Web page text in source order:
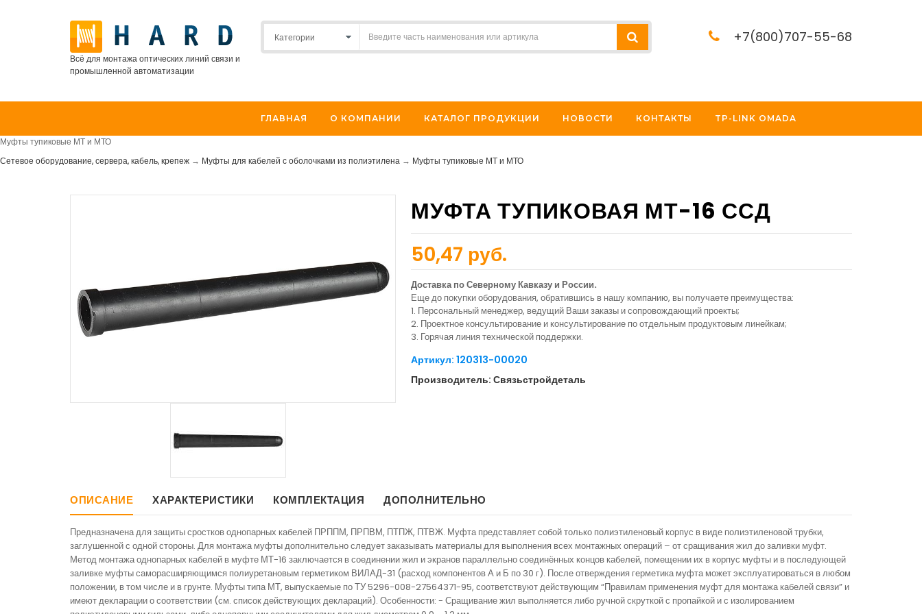
Всё для монтажа оптических линий связи и
промышленной автоматизации
+7(800)707-55-68
ГЛАВНАЯ О КОМПАНИИ КАТАЛОГ ПРОДУКЦИИ НОВОСТИ КОНТАКТЫ TP-LINK OMADA
Муфты тупиковые МТ и МТО
Сетевое оборудование, сервера, кабель, крепеж → Муфты для кабелей с оболочками из полиэтилена → Муфты тупиковые МТ и МТО
МУФТА ТУПИКОВАЯ МТ-16 ССД
50,47 руб.
Доставка по Северному Кавказу и России.
Еще до покупки оборудования, обратившись в нашу компанию, вы получаете преимущества:
1. Персональный менеджер, ведущий Ваши заказы и сопровождающий проекты;
2. Проектное консультирование и консультирование по отдельным продуктовым линейкам;
3. Горячая линия технической поддержки.
Артикул: 120313-00020
Производитель: Связьстройдеталь
ОПИСАНИЕ ХАРАКТЕРИСТИКИ КОМПЛЕКТАЦИЯ ДОПОЛНИТЕЛЬНО
Предназначена для защиты сростков однопарных кабелей ПРППМ, ПРПВМ, ПТПЖ, ПТВЖ. Муфта представляет собой только полиэтиленовый корпус в виде полиэтиленовой трубки,
заглушенной с одной стороны. Для монтажа муфты дополнительно следует заказывать материалы для выполнения всех монтажных операций – от сращивания жил до заливки муфт.
Метод монтажа однопарных кабелей в муфте МТ-16 заключается в соединении жил и экранов параллельно соединённых концов кабелей, помещении их в корпус муфты и в последующей
заливке муфты саморасширяющимся полиуретановым герметиком ВИЛАД-31 (расход компонентов А и Б по 30 г). После отверждения герметика муфта может эксплуатироваться в любом
положении, в том числе и в грунте. Муфты типа МТ, выпускаемые по ТУ 5296-008-27564371-95, соответствуют действующим “Правилам применения муфт для монтажа кабелей связи” и
имеют декларации о соответствии (см. список действующих деклараций). Особенности: - Сращивание жил выполняется либо ручной скруткой с пропайкой и с изолированием